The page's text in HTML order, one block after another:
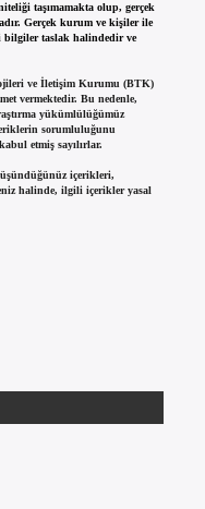
taşımamakta olup, gerçek
Gerçek kurum ve kişiler ile
bilgiler taslak halindedir ve
ve İletişim Kurumu (BTK)
vermektedir. Bu nedenle,
yükümlülüğümüz
sorumluluğunu
etmiş sayılırlar.
içerikleri,
halinde, ilgili içerikler yasal